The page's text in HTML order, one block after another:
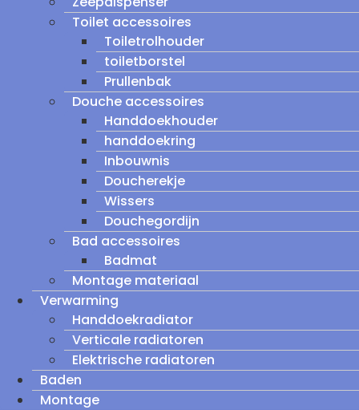
Toilet accessoires
Toiletrolhouder
toiletborstel
Prullenbak
Douche accessoires
Handdoekhouder
handdoekring
Inbouwnis
Doucherekje
Wissers
Douchegordijn
Bad accessoires
Badmat
Montage materiaal
Verwarming
Handdoekradiator
Verticale radiatoren
Elektrische radiatoren
Baden
Montage